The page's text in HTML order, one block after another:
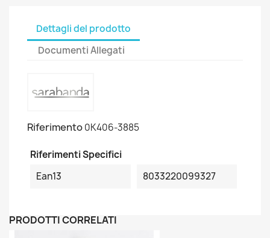
Dettagli del prodotto
Documenti Allegati
Riferimento0K406-3885
Riferimenti Specifici
Ean13
8033220099327
PRODOTTI CORRELATI